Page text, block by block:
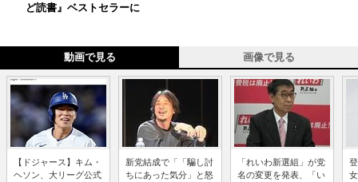
ど読書』ベストセラーに
動画で見る 画像で見る
【ドジャース】キム・
ヘソン、大リーグ公式
新党結成で「「騙し討
ちにあった気分」と怒
「れいわ新選組」が党
名の変更を発表、「い